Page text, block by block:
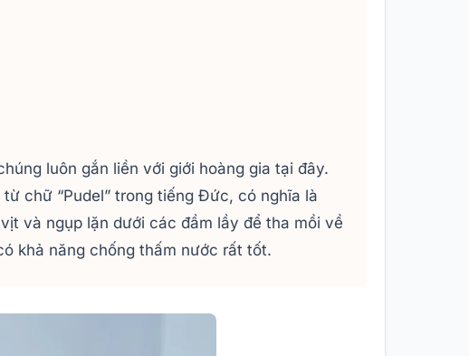
luôn gắn liền với giới hoàng gia tại đây.
từ chữ “Pudel” trong tiếng Đức, có nghĩa là
và ngụp lặn dưới các đầm lầy để tha mồi về
khả năng chống thấm nước rất tốt.